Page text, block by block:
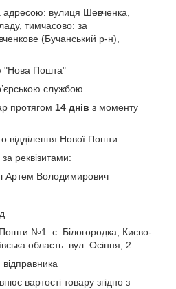
адресою: вулиця Шевченка,
тимчасово: за
(Бучанський р-н),
"Нова Пошта"
службою
протягом 14 днів з моменту
відділення Нової Пошти
реквізитами:
Артем Володимирович
№1. с. Білогородка, Києво-
область. вул. Осіння, 2
вартості товару згідно з